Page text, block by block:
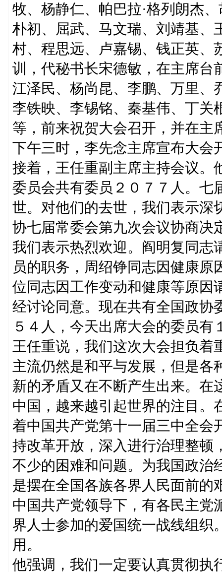
牧、杨静仁、帕巴拉·格列朗杰
朴初、屈武、马文瑞、刘靖基、
村、程思远、卢嘉锡、钱正英、
训，代秘书长宋德敏，在主席台
江泽民、杨尚昆、李鹏、万里、
李铁映、李锡铭、秦基伟、丁关
等，前来祝贺大会召开，并在主
下午三时，李先念主席宣布大会
接着，王任重副主席主持会议。
委员会共有委员２０７７人。七
世。对他们的去世，我们表示深
协七届常委会第九次会议协商决
我们表示热烈欢迎。阎明复同志
员的职务，周绍铮同志因健康
位同志因工作变动和健康等原因
经讨论同意。现在共有全国政协
５４人，今天出席大会的委员
王任重说，我们这次大会担负着
主流仍然是和平与发展，但是各
新的矛盾又在不断产生出来。在
中国，越来越引起世界的注目。
着中国共产党第十一届三中全会
持改革开放，深入进行治理整顿
不少的困难和问题。为我国政治
是摆在全国各族各界人民面前的
中国共产党领导下，有各民主党
界人士参加的爱国统一战线组织
用。
他强调，我们一定要认真贯彻执